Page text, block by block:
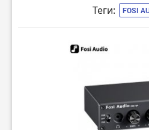
Теги: FOSI